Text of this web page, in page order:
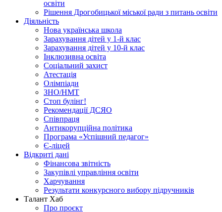
освіти
Рішення Дрогобицької міської ради з питань освіти
Діяльність
Нова українська школа
Зарахування дітей у 1-й клас
Зарахування дітей у 10-й клас
Інклюзивна освіта
Соціальний захист
Атестація
Олімпіади
ЗНО/НМТ
Стоп булінг!
Рекомендації ДСЯО
Співпраця
Антикорупційна політика
Програма «Успішний педагог»
Є-ліцей
Відкриті дані
Фінансова звітність
Закупівлі управління освіти
Харчування
Результати конкурсного вибору підручників
Талант Хаб
Про проєкт